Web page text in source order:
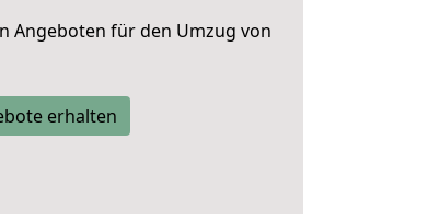
Angeboten für den Umzug von
erhalten